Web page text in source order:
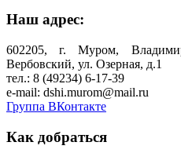
Наш адрес:
602205, г. Муром,
Вербовский, ул. Озерная, д.1
тел.: 8 (49234) 6-17-39
e-mail: dshi.murom@mail.ru
Группа ВКонтакте
Как добраться